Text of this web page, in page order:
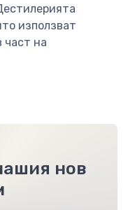
използват
част на
нов